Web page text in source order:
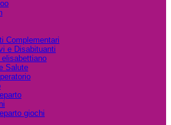
Complementari
e Disabituanti
elisabettiano
Salute
giochi